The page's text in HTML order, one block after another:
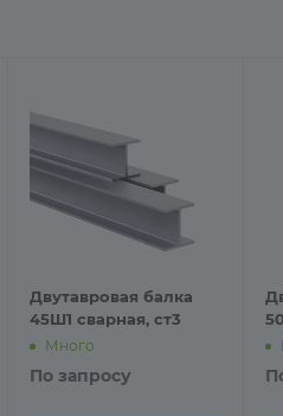
Двутавровая балка
45Ш1 сварная, ст3
Много
По запросу